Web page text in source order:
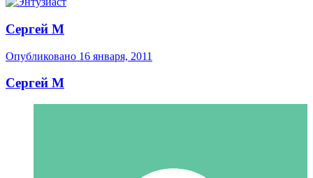
Сергей М
Опубликовано 16 января, 2011
Сергей М